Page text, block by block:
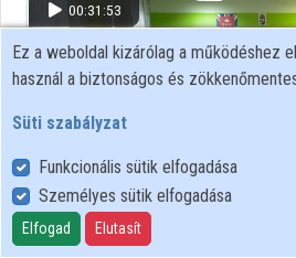
00:31:53
Ez a weboldal kizárólag a működéshez
használ a biztonságos és
Süti szabályzat
Funkcionális sütik elfogadása
Személyes sütik elfogadása
Elfogad Elutasít